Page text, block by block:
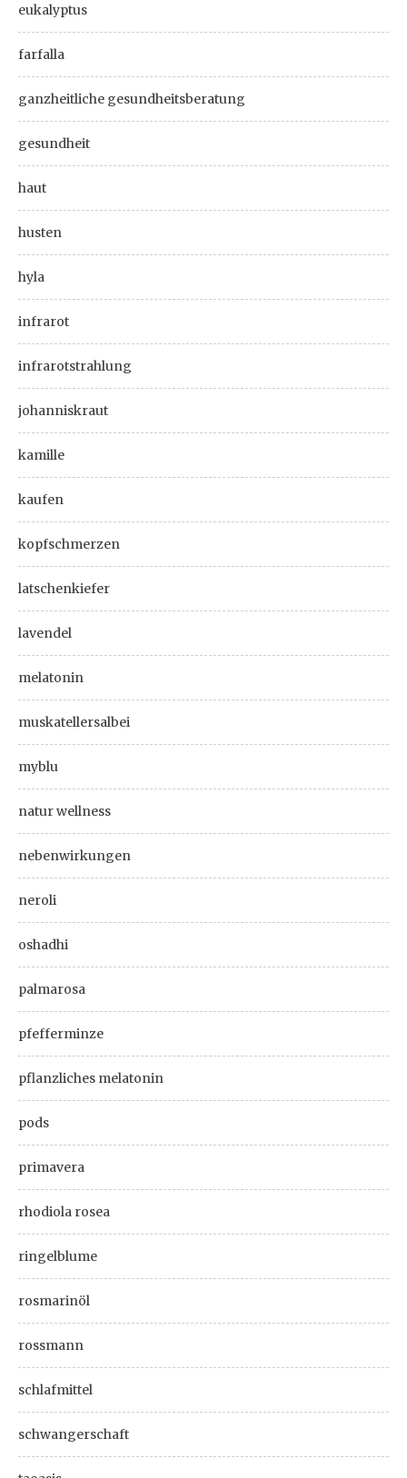
eukalyptus
farfalla
ganzheitliche gesundheitsberatung
gesundheit
haut
husten
hyla
infrarot
infrarotstrahlung
johanniskraut
kamille
kaufen
kopfschmerzen
latschenkiefer
lavendel
melatonin
muskatellersalbei
myblu
natur wellness
nebenwirkungen
neroli
oshadhi
palmarosa
pfefferminze
pflanzliches melatonin
pods
primavera
rhodiola rosea
ringelblume
rosmarinöl
rossmann
schlafmittel
schwangerschaft